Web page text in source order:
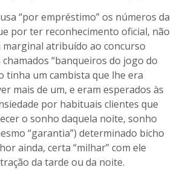
“por empréstimo” os números da
por ter reconhecimento oficial, não
atribuído ao concurso
“banqueiros do jogo do
tinha um cambista que lhe era
mais de um, e eram esperados às
por habituais clientes que
o sonho daquela noite, sonho
“garantia”) determinado bicho
ainda, certa “milhar” com ele
da tarde ou da noite.